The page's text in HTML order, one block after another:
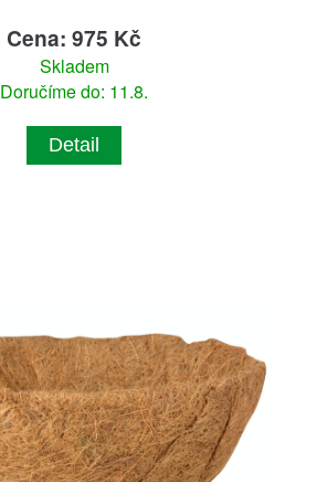
Cena: 975 Kč
Skladem
Doručíme do: 11.8.
Detail